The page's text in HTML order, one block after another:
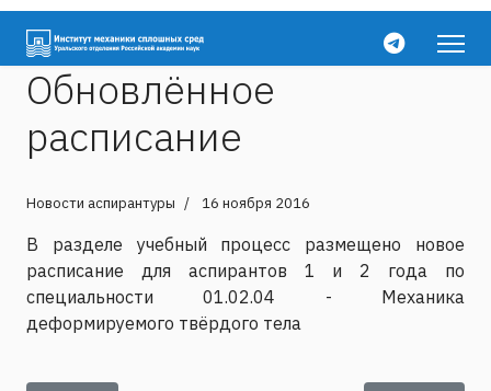
Обновлённое
расписание
Новости аспирантуры 16 ноября 2016
В разделе учебный процесс размещено новое
расписание для аспирантов 1 и 2 года по
специальности 01.02.04 - Механика
деформируемого твёрдого тела